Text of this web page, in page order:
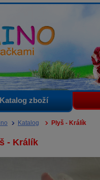
Katalog zboží
Katalog Plyš - Králík
- Králík